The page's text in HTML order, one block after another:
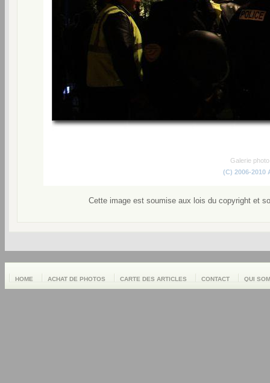
Galerie
(C) 2006-2010
Cette image est soumise aux lois du copyright et
HOME ACHAT DE PHOTOS CARTE DES ARTICLES CONTACT QUI